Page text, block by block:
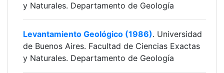
y Naturales. Departamento de Geología
Levantamiento Geológico (1986). Universidad
de Buenos Aires. Facultad de Ciencias Exactas
y Naturales. Departamento de Geología